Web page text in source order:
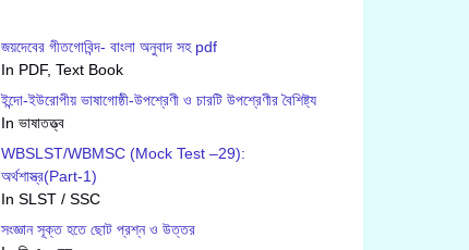
জয়দেবের গীতগোবিন্দ- বাংলা অনুবাদ সহ pdf
In PDF, Text Book
ইন্দো-ইউরোপীয় ভাষাগোষ্ঠী-উপশ্রেণী ও চারটি উপশ্রেণীর বৈশিষ্ট্য
In ভাষাতত্ত্ব
WBSLST/WBMSC (Mock Test –29):
অর্থশাস্ত্র(Part-1)
In SLST / SSC
সংজ্ঞান সূক্ত হতে ছোট প্রশ্ন ও উত্তর